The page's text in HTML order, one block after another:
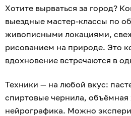
Хотите вырваться за город?
выездные мастер-классы по
живописными локациями,
рисованием на природе. Это
вдохновение встречаются в
Техники — на любой вкус:
спиртовые чернила,
нейрографика. Можно